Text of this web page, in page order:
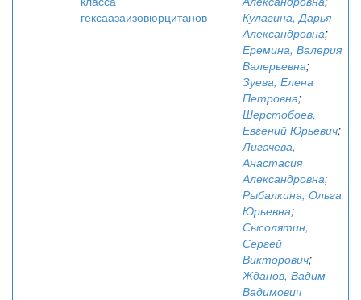
гексаазаизовюрцитанов
Кулагина, Дарья
Александровна;
Еремина, Валерия
Валерьевна;
Зуева, Елена
Петровна;
Шерстобоев,
Евгений Юрьевич;
Лигачева,
Анастасия
Александровна;
Рыбалкина, Ольга
Юрьевна;
Сысолятин,
Сергей
Викторович;
Жданов, Вадим
Вадимович